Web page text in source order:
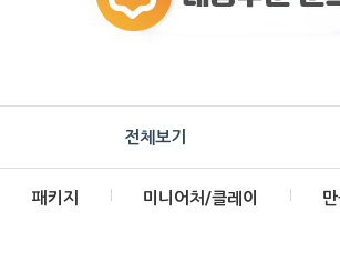
전체보기
패키지 미니어처/클레이